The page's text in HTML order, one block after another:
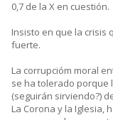
0,7 de la X en cuestión.
Insisto en que la crisis
fuerte.
La corrupcióm moral
se ha tolerado porque
(seguirán sirviendo?)
La Corona y la Iglesia,